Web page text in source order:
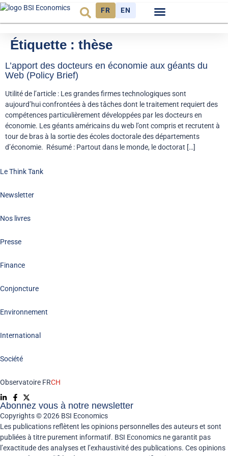
FR EN
Étiquette : thèse
L’apport des docteurs en économie aux géants du
Web (Policy Brief)
Utilité de l’article : Les grandes firmes technologiques sont
aujourd’hui confrontées à des tâches dont le traitement requiert des
compétences particulièrement développées par les docteurs en
économie. Les géants américains du web l’ont compris et recrutent à
tour de bras à la sortie des écoles doctorale des départements
d’économie. Résumé : Partout dans le monde, le doctorat […]
Le Think Tank
Newsletter
Nos livres
Presse
Finance
Conjoncture
Environnement
International
Société
Observatoire FRCH
Abonnez vous à notre newsletter
Copyrights © 2026 BSI Economics
Les publications reflètent les opinions personnelles des auteurs et sont
publiées à titre purement informatif. BSI Economics ne garantit pas
l’exactitude des analyses et l’exhaustivité des publications. Ces opinions